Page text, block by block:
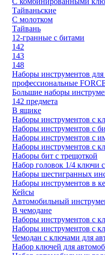
Тайваньские
С молотком
Тайвань
12-гранные с битами
142
143
148
Наборы инструментов
профессиональные
Большие наборы
142 предмета
В ящике
Наборы инструментов с
Наборы инструментов с
Наборы инструментов с
Наборы инструментов с
Наборы бит с трещоткой
Набор головок 1/4 ключи
Наборы шестигранных
Наборы инструментов в
Кейсы
Автомобильный
В чемодане
Наборы инструментов с
Наборы инструментов с
Чемодан с ключами для
Набор ключей для